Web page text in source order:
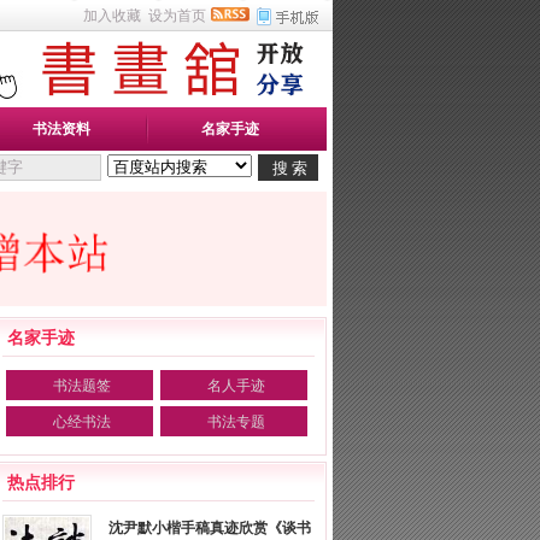
加入收藏 设为首页
书法资料 名家手迹
名家手迹
书法题签 名人手迹
心经书法 书法专题
热点排行
沈尹默小楷手稿真迹欣赏《谈书